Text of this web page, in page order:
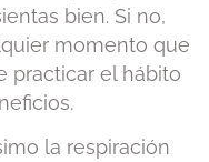
bien. Si no,
momento que
practicar el hábito
la respiración